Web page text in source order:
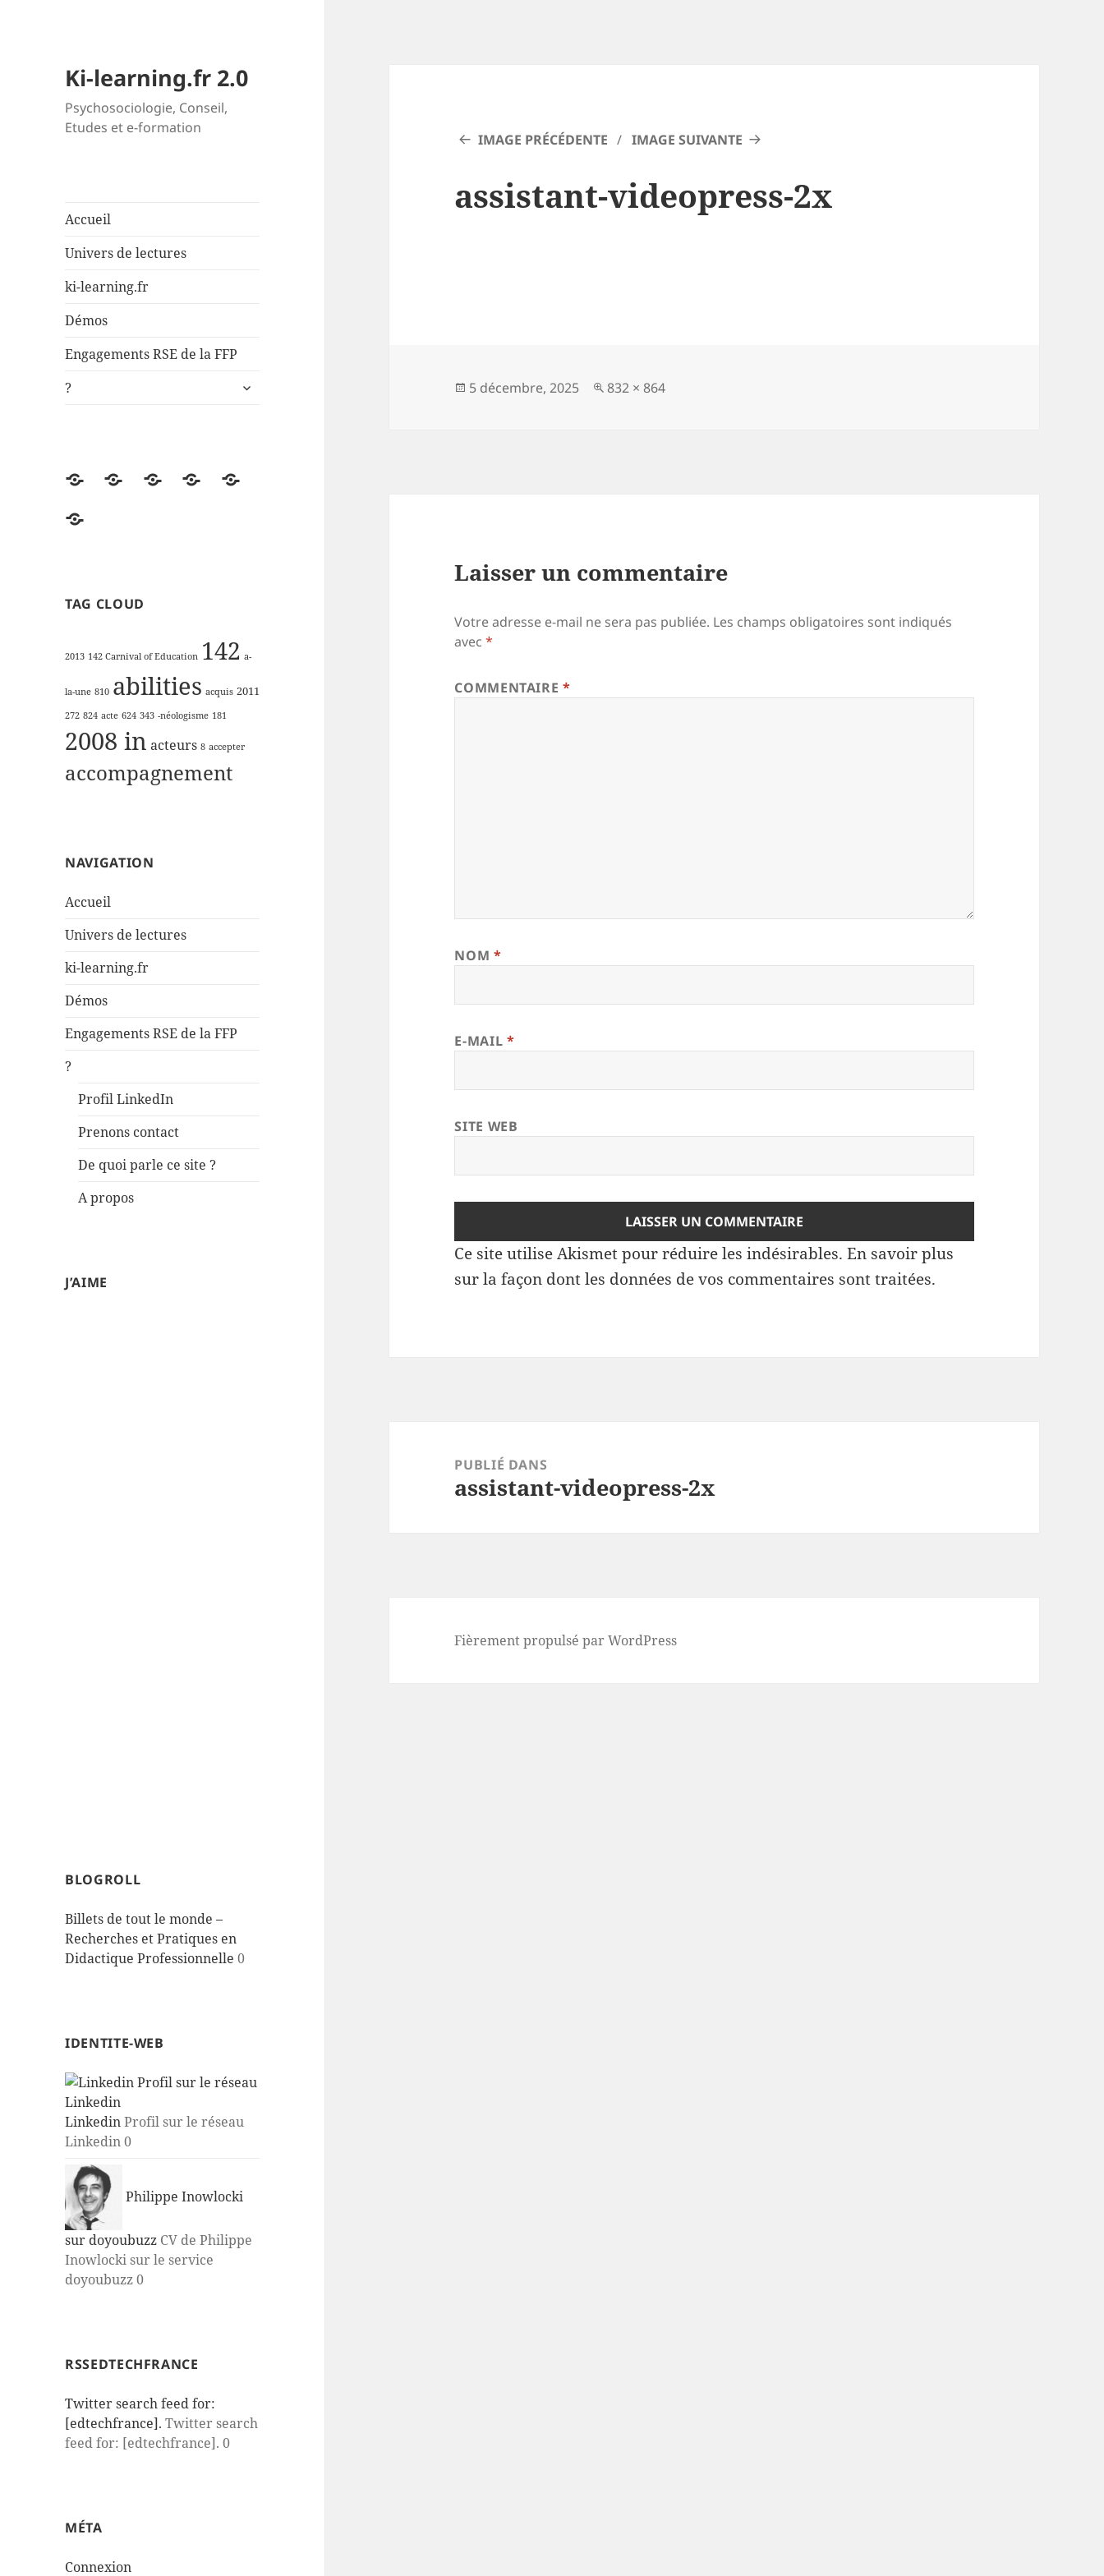
Ki-learning.fr 2.0
Psychosociologie, Conseil,
Etudes et e-formation
Accueil
Univers de lectures
ki-learning.fr
Démos
Engagements RSE de la FFP
?
ouvrir
AccueilUnivers
ki-
DémosEngagements
?
TAG CLOUD
2013 142 Carnival of Education 142 a-
la-une 810 abilities acquis 2011
272 824 acte 624 343 -néologisme 181
2008 in acteurs 8 accepter
accompagnement
NAVIGATION
Accueil
Univers de lectures
ki-learning.fr
Démos
Engagements RSE de la FFP
?
Profil LinkedIn
Prenons contact
De quoi parle ce site ?
A propos
J’AIME
BLOGROLL
Billets de tout le monde –
Recherches et Pratiques en
Didactique Professionnelle 0
IDENTITE-WEB
LinkedinProfil sur le réseau
Linkedin 0
Philippe Inowlocki
sur doyoubuzz CV de Philippe
Inowlocki sur le service
doyoubuzz 0
RSSEDTECHFRANCE
Twitter search feed for:
[edtechfrance]. Twitter search
feed for: [edtechfrance]. 0
MÉTA
Connexion
IMAGE PRÉCÉDENTE IMAGE SUIVANTE
assistant-videopress-2x
Publié
5 décembre, 2025
Taille
832 × 864
Laisser un commentaire
Votre adresse e-mail ne sera pas publiée. Les champs obligatoires sont indiqués
avec*
COMMENTAIRE*
NOM *
E-MAIL *
SITE WEB
Ce site utilise Akismet pour réduire les indésirables.En savoir plus
sur la façon dont les données de vos commentaires sont traitées.
PUBLIÉ DANS
assistant-videopress-2x
Fièrement propulsé par WordPress